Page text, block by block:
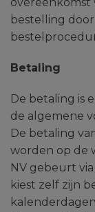
bestelling
Betaling
De betaling is
de algemene
De betaling
worden op de
NV gebeurt
kiest zelf zijn